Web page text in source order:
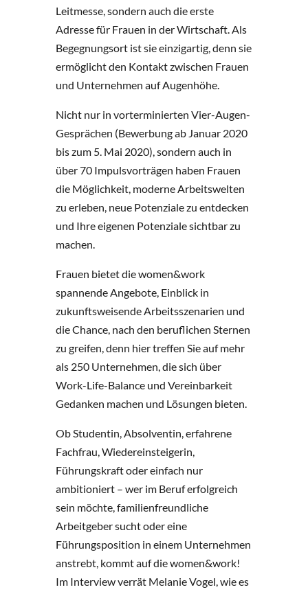
Leitmesse, sondern auch die erste
Adresse für Frauen in der Wirtschaft. Als
Begegnungsort ist sie einzigartig, denn sie
ermöglicht den Kontakt zwischen Frauen
und Unternehmen auf Augenhöhe.
Nicht nur in vorterminierten Vier-Augen-
Gesprächen (Bewerbung ab Januar 2020
bis zum 5. Mai 2020), sondern auch in
über 70 Impulsvorträgen haben Frauen
die Möglichkeit, moderne Arbeitswelten
zu erleben, neue Potenziale zu entdecken
und Ihre eigenen Potenziale sichtbar zu
machen.
Frauen bietet die women&work
spannende Angebote, Einblick in
zukunftsweisende Arbeitsszenarien und
die Chance, nach den beruflichen Sternen
zu greifen, denn hier treffen Sie auf mehr
als 250 Unternehmen, die sich über
Work-Life-Balance und Vereinbarkeit
Gedanken machen und Lösungen bieten.
Ob Studentin, Absolventin, erfahrene
Fachfrau, Wiedereinsteigerin,
Führungskraft oder einfach nur
ambitioniert – wer im Beruf erfolgreich
sein möchte, familienfreundliche
Arbeitgeber sucht oder eine
Führungsposition in einem Unternehmen
anstrebt, kommt auf die women&work!
Im Interview verrät Melanie Vogel, wie es